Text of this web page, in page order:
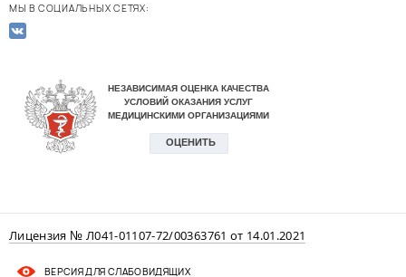
МЫ В СОЦИАЛЬНЫХ СЕТЯХ:
Лицензия № Л041-01107-72/00363761 от 14.01.2021
ВЕРСИЯ ДЛЯ СЛАБОВИДЯЩИХ